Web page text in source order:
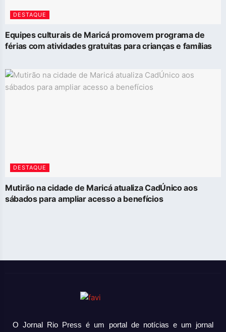
DESTAQUE
Equipes culturais de Maricá promovem programa de
férias com atividades gratuitas para crianças e famílias
DESTAQUE
Mutirão na cidade de Maricá atualiza CadÚnico aos
sábados para ampliar acesso a benefícios
O Jornal Rio Press é um portal de notícias e um jornal